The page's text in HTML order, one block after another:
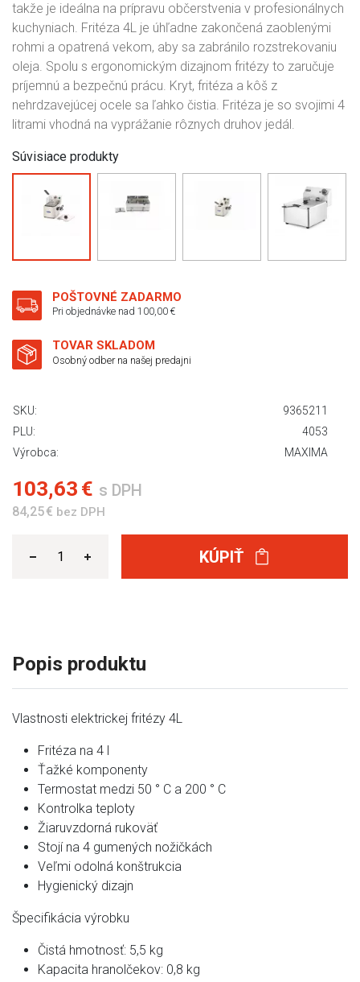
takže je ideálna na prípravu občerstvenia v profesionálnych
kuchyniach. Fritéza 4L je úhľadne zakončená zaoblenými
rohmi a opatrená vekom, aby sa zabránilo rozstrekovaniu
oleja. Spolu s ergonomickým dizajnom fritézy to zaručuje
príjemnú a bezpečnú prácu. Kryt, fritéza a kôš z
nehrdzavejúcej ocele sa ľahko čistia. Fritéza je so svojimi 4
litrami vhodná na vyprážanie rôznych druhov jedál.
Súvisiace produkty
POŠTOVNÉ ZADARMO
Pri objednávke nad 100,00 €
TOVAR SKLADOM
Osobný odber na našej predajni
SKU:
9365211
PLU:
4053
Výrobca:
MAXIMA
103,63 € s DPH
84,25 € bez DPH
KÚPIŤ
Popis produktu
Vlastnosti elektrickej fritézy 4L
Fritéza na 4 l
Ťažké komponenty
Termostat medzi 50 ° C a 200 ° C
Kontrolka teploty
Žiaruvzdorná rukoväť
Stojí na 4 gumených nožičkách
Veľmi odolná konštrukcia
Hygienický dizajn
Špecifikácia výrobku
Čistá hmotnosť: 5,5 kg
Kapacita hranolčekov: 0,8 kg